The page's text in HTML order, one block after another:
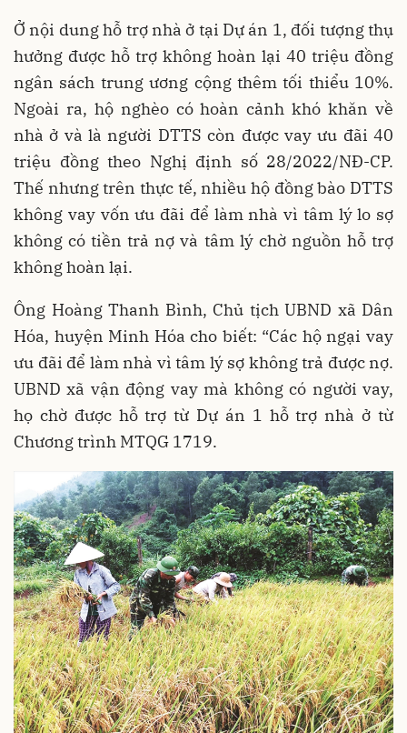
Ở nội dung hỗ trợ nhà ở tại Dự án 1, đối tượng thụ
hưởng được hỗ trợ không hoàn lại 40 triệu đồng
ngân sách trung ương cộng thêm tối thiểu 10%.
Ngoài ra, hộ nghèo có hoàn cảnh khó khăn về
nhà ở và là người DTTS còn được vay ưu đãi 40
triệu đồng theo Nghị định số 28/2022/NĐ-CP.
Thế nhưng trên thực tế, nhiều hộ đồng bào DTTS
không vay vốn ưu đãi để làm nhà vì tâm lý lo sợ
không có tiền trả nợ và tâm lý chờ nguồn hỗ trợ
không hoàn lại.
Ông Hoàng Thanh Bình, Chủ tịch UBND xã Dân
Hóa, huyện Minh Hóa cho biết: “Các hộ ngại vay
ưu đãi để làm nhà vì tâm lý sợ không trả được nợ.
UBND xã vận động vay mà không có người vay,
họ chờ được hỗ trợ từ Dự án 1 hỗ trợ nhà ở từ
Chương trình MTQG 1719.